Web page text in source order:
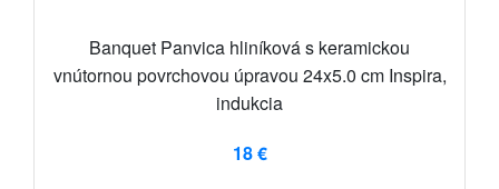
Banquet Panvica hliníková s keramickou
vnútornou povrchovou úpravou 24x5.0 cm Inspira,
indukcia
18 €